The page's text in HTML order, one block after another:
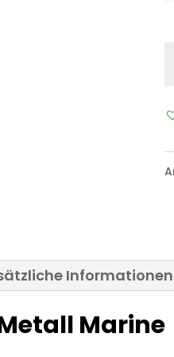
l
r
n
Informationen
Marine